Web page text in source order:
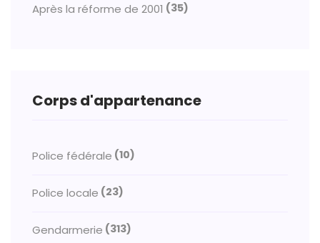
Après la réforme de 2001 (35)
Corps d'appartenance
Police fédérale (10)
Police locale (23)
Gendarmerie (313)